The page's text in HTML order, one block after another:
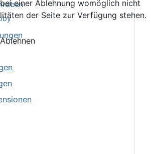
einer Ablehnung womöglich nicht
der Seite zur Verfügung stehen.
Ablehnen